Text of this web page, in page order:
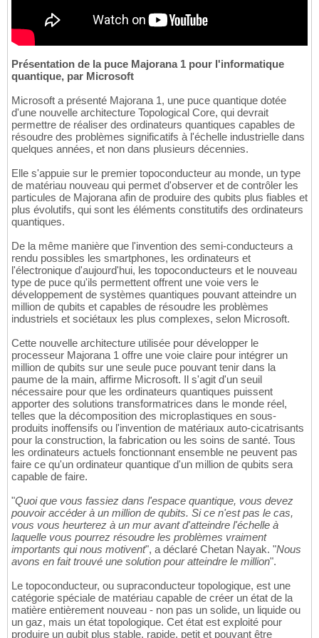
Présentation de la puce Majorana 1 pour l'informatique
quantique, par Microsoft
Microsoft a présenté Majorana 1, une puce quantique dotée
d'une nouvelle architecture Topological Core, qui devrait
permettre de réaliser des ordinateurs quantiques capables de
résoudre des problèmes significatifs à l'échelle industrielle dans
quelques années, et non dans plusieurs décennies.
Elle s'appuie sur le premier topoconducteur au monde, un type
de matériau nouveau qui permet d'observer et de contrôler les
particules de Majorana afin de produire des qubits plus fiables et
plus évolutifs, qui sont les éléments constitutifs des ordinateurs
quantiques.
De la même manière que l'invention des semi-conducteurs a
rendu possibles les smartphones, les ordinateurs et
l'électronique d'aujourd'hui, les topoconducteurs et le nouveau
type de puce qu'ils permettent offrent une voie vers le
développement de systèmes quantiques pouvant atteindre un
million de qubits et capables de résoudre les problèmes
industriels et sociétaux les plus complexes, selon Microsoft.
Cette nouvelle architecture utilisée pour développer le
processeur Majorana 1 offre une voie claire pour intégrer un
million de qubits sur une seule puce pouvant tenir dans la
paume de la main, affirme Microsoft. Il s'agit d'un seuil
nécessaire pour que les ordinateurs quantiques puissent
apporter des solutions transformatrices dans le monde réel,
telles que la décomposition des microplastiques en sous-
produits inoffensifs ou l'invention de matériaux auto-cicatrisants
pour la construction, la fabrication ou les soins de santé. Tous
les ordinateurs actuels fonctionnant ensemble ne peuvent pas
faire ce qu'un ordinateur quantique d'un million de qubits sera
capable de faire.
"Quoi que vous fassiez dans l'espace quantique, vous devez
pouvoir accéder à un million de qubits. Si ce n'est pas le cas,
vous vous heurterez à un mur avant d'atteindre l'échelle à
laquelle vous pourrez résoudre les problèmes vraiment
importants qui nous motivent", a déclaré Chetan Nayak. "Nous
avons en fait trouvé une solution pour atteindre le million".
Le topoconducteur, ou supraconducteur topologique, est une
catégorie spéciale de matériau capable de créer un état de la
matière entièrement nouveau - non pas un solide, un liquide ou
un gaz, mais un état topologique. Cet état est exploité pour
produire un qubit plus stable, rapide, petit et pouvant être